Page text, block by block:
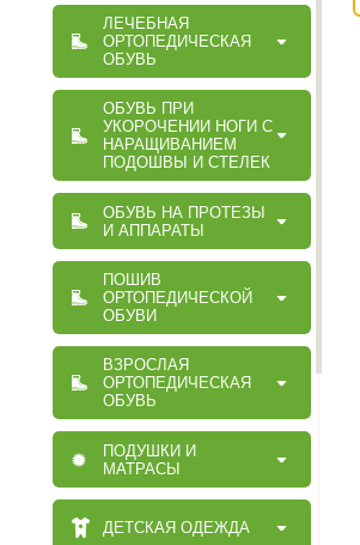
ЛЕЧЕБНАЯ
ОРТОПЕДИЧЕСКАЯ
ОБУВЬ
ОБУВЬ ПРИ
УКОРОЧЕНИИ НОГИ С
НАРАЩИВАНИЕМ
ПОДОШВЫ И СТЕЛЕК
ОБУВЬ НА ПРОТЕЗЫ
И АППАРАТЫ
ПОШИВ
ОРТОПЕДИЧЕСКОЙ
ОБУВИ
ВЗРОСЛАЯ
ОРТОПЕДИЧЕСКАЯ
ОБУВЬ
ПОДУШКИ И
МАТРАСЫ
ДЕТСКАЯ ОДЕЖДА